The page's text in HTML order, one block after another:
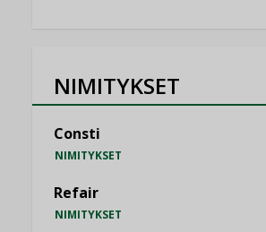
NIMITYKSET
Consti
NIMITYKSET
Refair
NIMITYKSET